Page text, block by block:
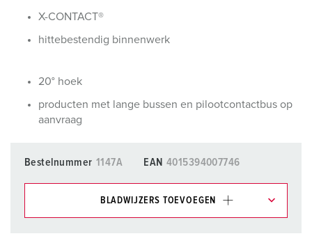
X-CONTACT®
hittebestendig binnenwerk
20° hoek
producten met lange bussen en pilootcontactbus op
aanvraag
Bestelnummer 1147A EAN 4015394007746
BLADWIJZERS TOEVOEGEN